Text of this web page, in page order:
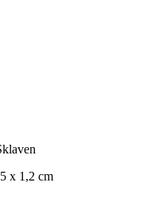
x 1,2 cm